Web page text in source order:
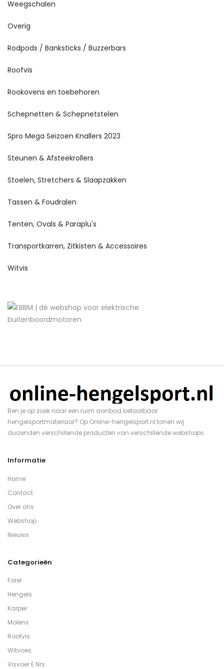
Weegschalen
Overig
Rodpods / Banksticks / Buzzerbars
Roofvis
Rookovens en toebehoren
Schepnetten & Schepnetstelen
Spro Mega Seizoen Knallers 2023
Steunen & Afsteekrollers
Stoelen, Stretchers & Slaapzakken
Tassen & Foudralen
Tenten, Ovals & Paraplu's
Transportkarren, Zitkisten & Accessoires
Witvis
Ben je op zoek naar een ruim aanbod betaalbaar
hengelsportmateriaal? Op Online-hengelsport.nl tonen wij
duizenden verschillende producten van verschillende webshops.
Informatie
Home
Contact
Over ons
Webshop
Nieuws
Categorieën
Forel
Hengels
Karper
Molens
Roofvis
Witvoes
Visvoer E Nrs